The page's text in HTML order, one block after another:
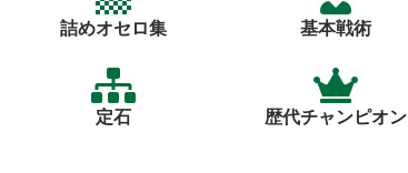
詰めオセロ集 基本戦術
定石 歴代チャンピオン